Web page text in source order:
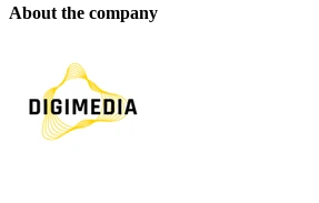
About the company